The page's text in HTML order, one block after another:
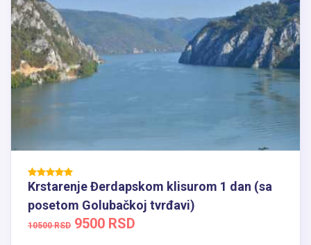
Krstarenje Đerdapskom klisurom 1 dan (sa
posetom Golubačkoj tvrđavi)
10500 RSD 9500 RSD